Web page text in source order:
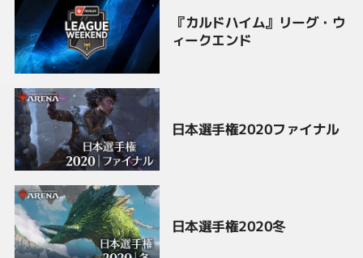
『カルドハイム』リーグ・ウ
ィークエンド
日本選手権2020ファイナル
日本選手権2020冬